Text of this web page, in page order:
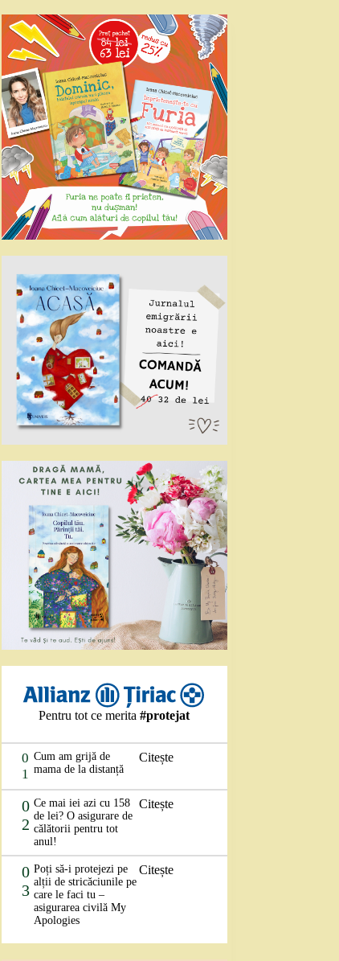
Pentru tot ce merita#protejat
0
1
Cum am grijă de
mama de la distanță
Citește
0
2
Ce mai iei azi cu 158
de lei? O asigurare de
călătorii pentru tot
anul!
Citește
0
3
Poți să-i protejezi pe
alții de stricăciunile pe
care le faci tu –
asigurarea civilă My
Apologies
Citește